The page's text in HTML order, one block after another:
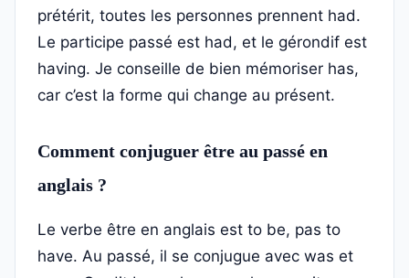
prétérit, toutes les personnes prennent had.
Le participe passé est had, et le gérondif est
having. Je conseille de bien mémoriser has,
car c’est la forme qui change au présent.
Comment conjuguer être au passé en
anglais ?
Le verbe être en anglais est to be, pas to
have. Au passé, il se conjugue avec was et